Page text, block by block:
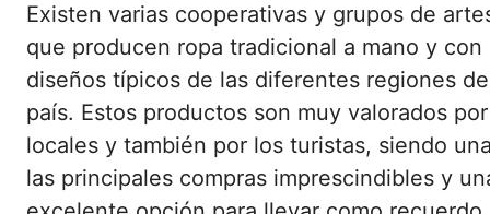
Existen varias cooperativas y grupos de
que producen ropa tradicional a mano y con
diseños típicos de las diferentes regiones
país. Estos productos son muy valorados
locales y también por los turistas, siendo
las principales compras imprescindibles y